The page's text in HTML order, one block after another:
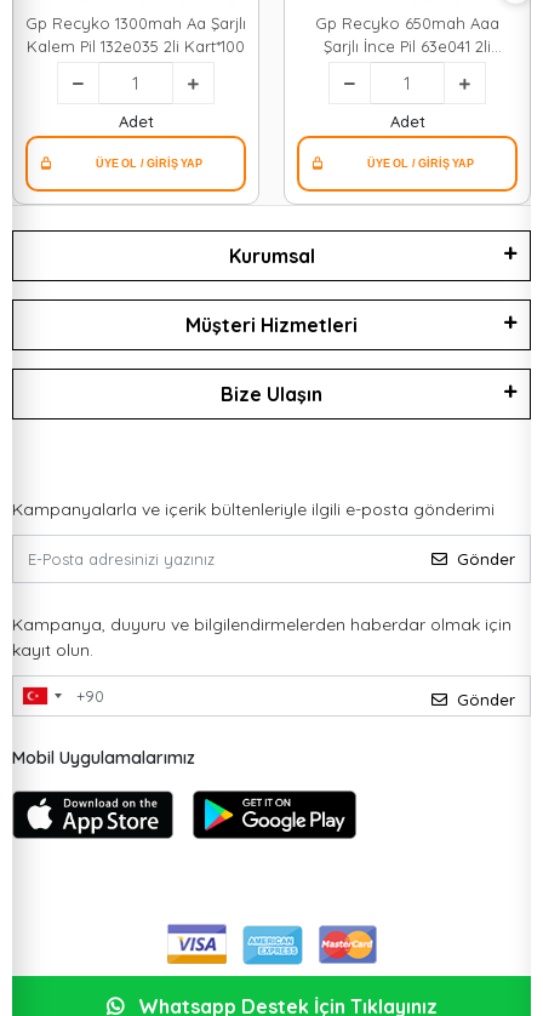
Gp Recyko 1300mah Aa Şarjlı
Kalem Pil 132e035 2li Kart*100
Adet
Gp Recyko 650mah Aaa
Şarjlı İnce Pil 63e041 2li
Kart*100
Adet
Kurumsal
Müşteri Hizmetleri
Bize Ulaşın
Kampanyalarla ve içerik bültenleriyle ilgili e-posta gönderimi
Gönder
Kampanya, duyuru ve bilgilendirmelerden haberdar olmak için
kayıt olun.
Gönder
Mobil Uygulamalarımız
Whatsapp Destek İçin Tıklayınız